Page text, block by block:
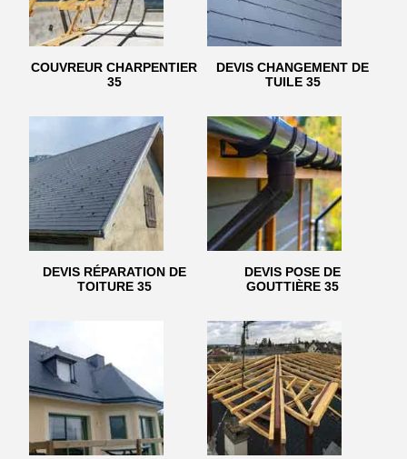
COUVREUR CHARPENTIER
35
DEVIS CHANGEMENT DE
TUILE 35
DEVIS RÉPARATION DE
TOITURE 35
DEVIS POSE DE
GOUTTIÈRE 35